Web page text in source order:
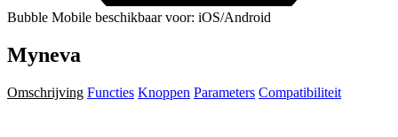
Bubble Mobile beschikbaar voor: iOS/Android
Myneva
Omschrijving Functies Knoppen Parameters Compatibiliteit